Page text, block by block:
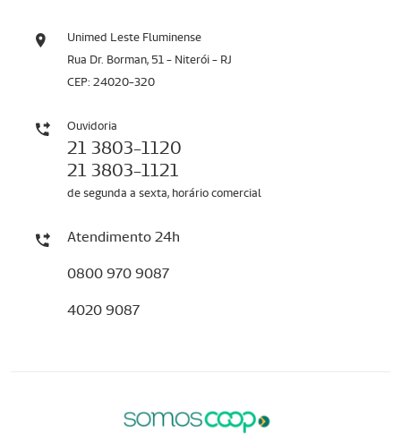
Unimed Leste Fluminense
Rua Dr. Borman, 51 - Niterói - RJ
CEP: 24020-320
Ouvidoria
21 3803-1120
21 3803-1121
de segunda a sexta, horário comercial
Atendimento 24h
0800 970 9087
4020 9087